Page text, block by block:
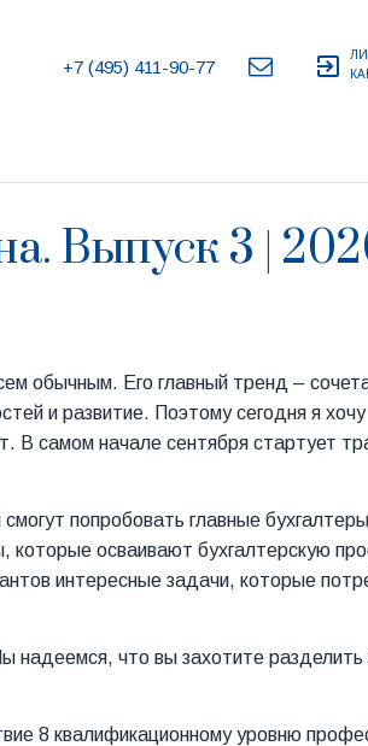
+7 (495) 411-90-77 exit_to_app
Выпуск 3 |
обычным. Его главный тренд –
и развитие. Поэтому сегодня я хочу
В самом начале сентября стартует
попробовать главные бухгалтеры
которые осваивают бухгалтерскую
интересные задачи, которые
надеемся, что вы захотите разделить
8 квалификационному уровню